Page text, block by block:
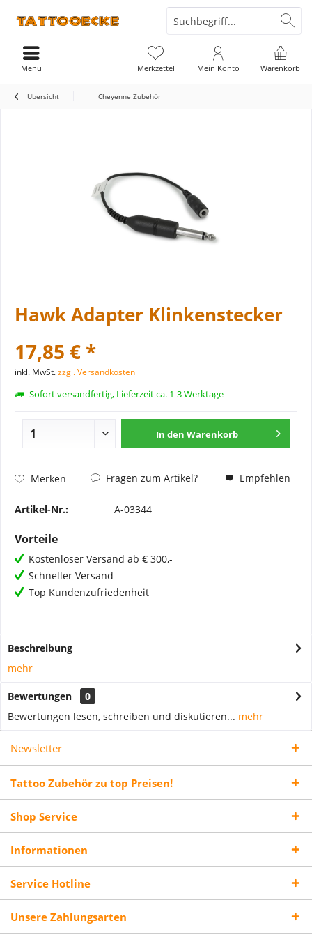
Warenkorb
Merkzettel Mein Konto
Menü
Übersicht Cheyenne Zubehör
Hawk Adapter Klinkenstecker
17,85 € *
inkl. MwSt.zzgl. Versandkosten
Sofort versandfertig, Lieferzeit ca. 1-3 Werktage
In den Warenkorb
Merken Fragen zum Artikel? Empfehlen
Artikel-Nr.: A-03344
Vorteile
Kostenloser Versand ab € 300,-
Schneller Versand
Top Kundenzufriedenheit
Beschreibung
mehr
Bewertungen
0
Bewertungen lesen, schreiben und diskutieren... mehr
Newsletter
Tattoo Zubehör zu top Preisen!
Shop Service
Informationen
Service Hotline
Unsere Zahlungsarten